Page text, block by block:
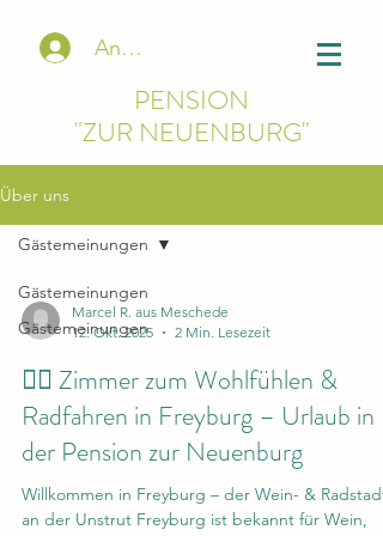
Anmelden
PENSION
"ZUR NEUENBURG"
Über uns
Gästemeinungen
Gästemeinungen
Gästemeinungen
Marcel R. aus Meschede
12. Okt. 2025
2 Min. Lesezeit
🚴‍♀️ Zimmer zum Wohlfühlen &
Radfahren in Freyburg – Urlaub in
der Pension zur Neuenburg
Willkommen in Freyburg – der Wein- & Radstadt
an der Unstrut Freyburg ist bekannt für Wein,